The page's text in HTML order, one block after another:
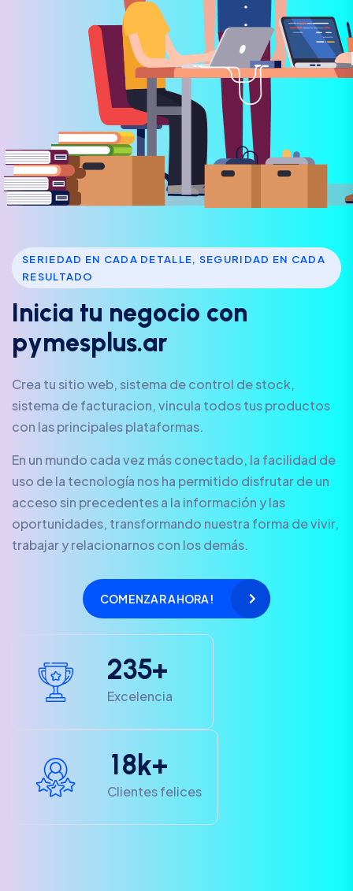
SERIEDAD EN CADA DETALLE, SEGURIDAD EN CADA
RESULTADO
Inicia tu negocio con
pymesp us.ar
Crea tu sitio web, sistema de control de stock,
sistema de facturacion, vincula todos tus productos
con las principales plataformas.
En un mundo cada vez más conectado, la facilidad de
uso de la tecnología nos ha permitido disfrutar de un
acceso sin precedentes a la información y las
oportunidades, transformando nuestra forma de vivir,
trabajar y relacionarnos con los demás.
COMENZAR AHORA!
235+
Excelencia
18k+
Clientes felices